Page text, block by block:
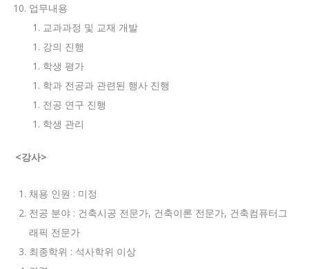
업무내용
교과과정 및 교재 개발
강의 진행
학생 평가
학과 전공과 관련된 행사 진행
전공 연구 진행
학생 관리
<강사>
채용 인원 : 미정
전공 분야 : 건축시공 전문가, 건축이론 전문가, 건축컴퓨터그
래픽 전문가
최종학위 : 석사학위 이상